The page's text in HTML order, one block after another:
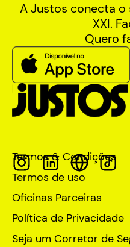
A Justos conecta o
XXI.
Quero
Termos & Condições
Termos de uso
Oficinas Parceiras
Política de Privacidade
Seja um Corretor de